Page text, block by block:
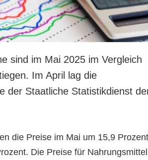
sind im Mai 2025 im Vergleich
Im April lag die
der Staatliche Statistikdienst
die Preise im Mai um 15,9
Die Preise für Nahrungsmittel